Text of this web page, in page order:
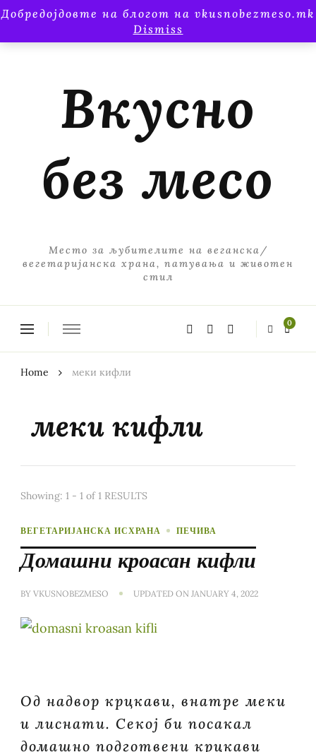
Добредојдовте на блогот на vkusnobezmeso.mk
Dismiss
Вкусно
без месо
Место за љубителите на веганска/
вегетаријанска храна, патувања и животен
стил
0
Home меки кифли
меки кифли
Showing: 1 - 1 of 1 RESULTS
ВЕГЕТАРИЈАНСКА ИСХРАНА ПЕЧИВА
Домашни кроасан кифли
BY VKUSNOBEZMESO UPDATED ON JANUARY 4, 2022
Од надвор крцкави, внатре меки
и лиснати. Секој би посакал
домашно подготвени крцкави